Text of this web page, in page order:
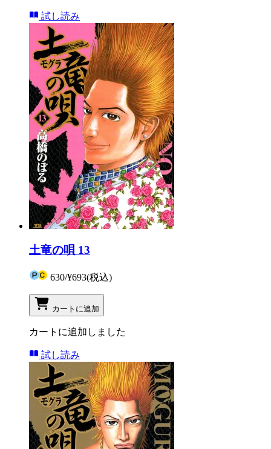
試し読み
土竜の唄 13
630/¥693(税込)
カートに追加
カートに追加しました
試し読み